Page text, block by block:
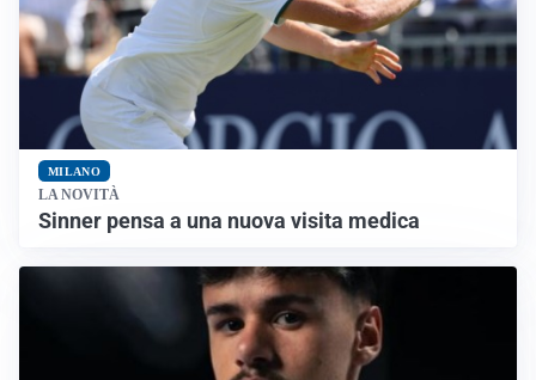
MILANO
LA NOVITÀ
Sinner pensa a una nuova visita medica